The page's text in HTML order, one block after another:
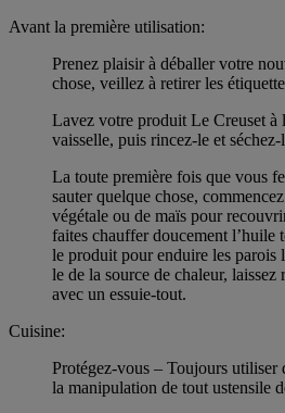
Avant la première utilisation:
Prenez plaisir à déballer votre
chose, veillez à retirer les
Lavez votre produit Le Creuset à
vaisselle, puis rincez-le et séchez-
La toute première fois que vous
sauter quelque chose,
végétale ou de maïs pour
faites chauffer doucement l’huile
le produit pour enduire les parois
le de la source de chaleur,
avec un essuie-tout.
Cuisine:
Protégez-vous – Toujours utiliser
la manipulation de tout ustensile